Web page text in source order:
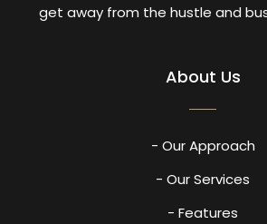
get away from the hustle and
About Us
- Our Approach
- Our Services
- Features